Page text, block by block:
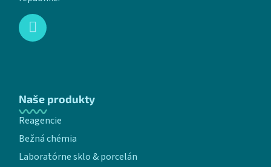
Naše produkty
Reagencie
Bežná chémia
Laboratórne sklo & porcelán